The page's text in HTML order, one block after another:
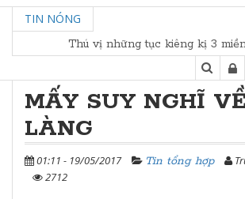
TIN NÓNG
Thú vị những tục kiêng kị 3 miền dịp
MẤY SUY NGHĨ
LÀNG
01:11 - 19/05/2017 Tin tổng hợp
2712